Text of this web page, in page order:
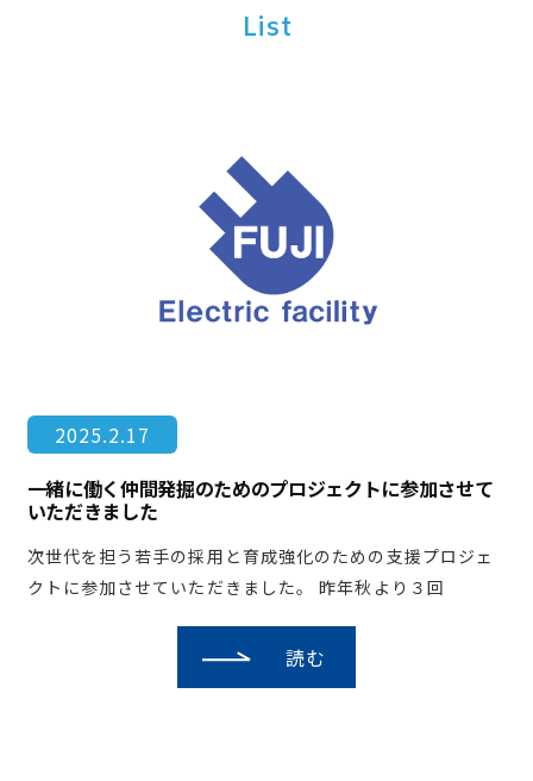
List
2025.2.17
一緒に働く仲間発掘のためのプロジェクトに参加させて
いただきました
次世代を担う若手の採用と育成強化のための支援プロジェ
クトに参加させていただきました。 昨年秋より３回
読む